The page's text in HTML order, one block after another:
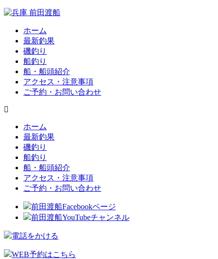
ホーム
最新釣果
磯釣り
船釣り
船・船頭紹介
アクセス・注意事項
ご予約・お問い合わせ
ホーム
最新釣果
磯釣り
船釣り
船・船頭紹介
アクセス・注意事項
ご予約・お問い合わせ
前田渡船Facebookページ
前田渡船YouTubeチャンネル
電話をかける
WEB予約はこちら